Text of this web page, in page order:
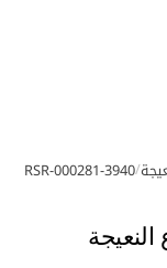
/
RSR-000281-3940